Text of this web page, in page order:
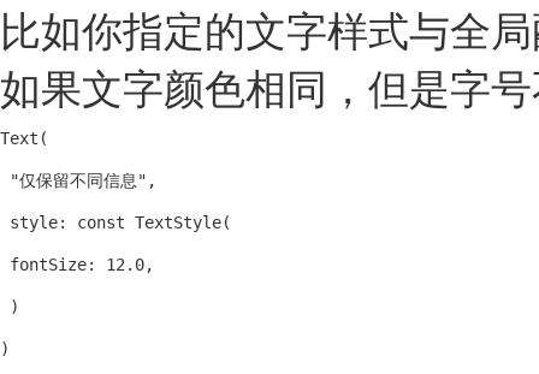
比如你指定的文字样式与全
如果文字颜色相同，但是字
Text(
"仅保留不同信息",
style: const TextStyle(
fontSize: 12.0,
)
)